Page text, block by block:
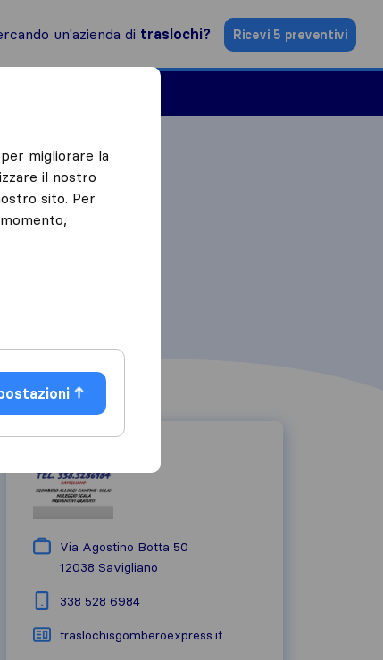
un'azienda di traslochi? Ricevi 5 preventivi
Via Agostino Botta 50
12038 Savigliano
338 528 6984
traslochisgomberoexpress.it
migliorare la
il nostro
sito. Per